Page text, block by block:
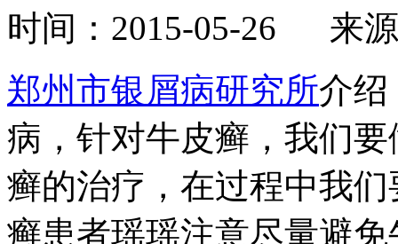
时间：2015-05-26 来
郑州市银屑病研究所介绍
病，针对牛皮癣，我们
癣的治疗，在过程中我
癣患者瑶瑶注意尽量避